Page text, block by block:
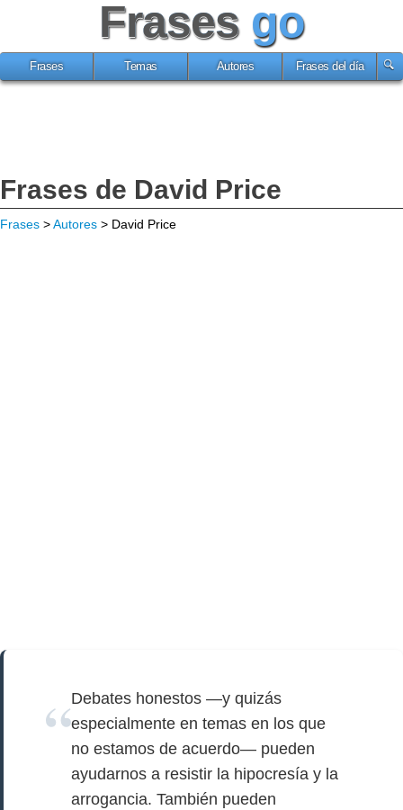
Frases go
Frases Temas Autores Frases del día
Frases de David Price
Frases >Autores > David Price
Debates honestos —y quizás
especialmente en temas en los que
no estamos de acuerdo— pueden
ayudarnos a resistir la hipocresía y la
arrogancia. También pueden